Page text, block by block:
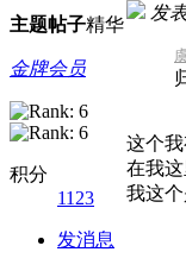
主题帖子精华
金牌会员
积分
1123
发消息
发
这个
在我
我这